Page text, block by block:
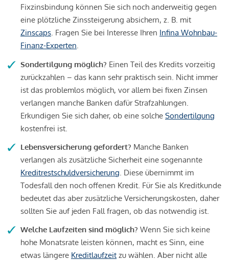
Fixzinsbindung können Sie sich noch anderweitig gegen
eine plötzliche Zinssteigerung absichern, z. B. mit
Zinscaps. Fragen Sie bei Interesse Ihren Infina Wohnbau-
Finanz-Experten.
Sondertilgung möglich? Einen Teil des Kredits vorzeitig
zurückzahlen – das kann sehr praktisch sein. Nicht immer
ist das problemlos möglich, vor allem bei fixen Zinsen
verlangen manche Banken dafür Strafzahlungen.
Erkundigen Sie sich daher, ob eine solche Sondertilgung
kostenfrei ist.
Lebensversicherung gefordert? Manche Banken
verlangen als zusätzliche Sicherheit eine sogenannte
Kreditrestschuldversicherung. Diese übernimmt im
Todesfall den noch offenen Kredit. Für Sie als Kreditkunde
bedeutet das aber zusätzliche Versicherungskosten, daher
sollten Sie auf jeden Fall fragen, ob das notwendig ist.
Welche Laufzeiten sind möglich? Wenn Sie sich keine
hohe Monatsrate leisten können, macht es Sinn, eine
etwas längere Kreditlaufzeit zu wählen. Aber nicht alle